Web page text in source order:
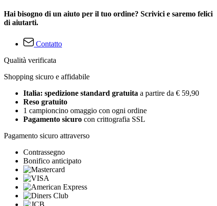
Hai bisogno di un aiuto per il tuo ordine? Scrivici e saremo felici
di aiutarti.
Contatto
Qualità verificata
Shopping sicuro e affidabile
Italia: spedizione standard gratuita a partire da € 59,90
Reso gratuito
1 campioncino omaggio con ogni ordine
Pagamento sicuro con crittografia SSL
Pagamento sicuro attraverso
Contrassegno
Bonifico anticipato